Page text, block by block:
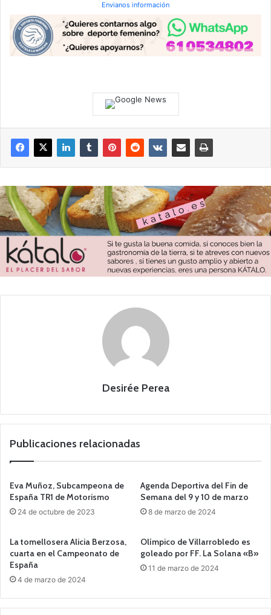
Envianos información
Desirée Perea
Publicaciones relacionadas
Eva Muñoz, Subcampeona de
España TR1 de Motorismo
24 de octubre de 2023
Agenda Deportiva del Fin de
Semana del 9 y 10 de marzo
8 de marzo de 2024
La tomellosera Alicia Berzosa,
cuarta en el Campeonato de
España
4 de marzo de 2024
Olímpico de Villarrobledo es
goleado por FF. La Solana «B»
11 de marzo de 2024